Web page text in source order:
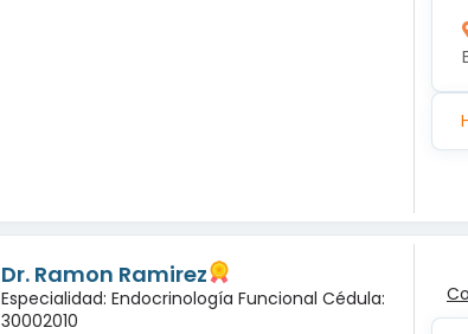
Dr. Ramon Ramirez
Especialidad: Endocrinología Funcional Cédula:
30002010